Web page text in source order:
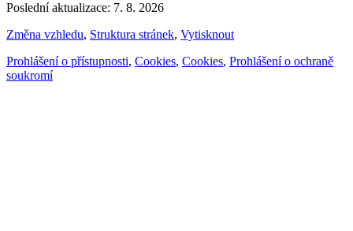
Poslední aktualizace: 7. 8. 2026
Změna vzhledu, Struktura stránek, Vytisknout
Prohlášení o přístupnosti, Cookies, Cookies, Prohlášení o ochraně
soukromí